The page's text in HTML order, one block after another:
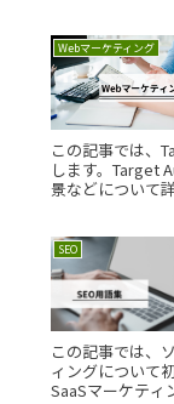
Webマーケティング
この記事では、
します。Target
景などについて
SEO
この記事では、
ィングについて
SaaSマーケティ